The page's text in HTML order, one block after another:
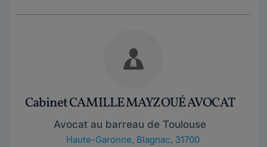
Cabinet CAMILLE MAYZOUÉ AVOCAT
Avocat au barreau de Toulouse
Haute-Garonne, Blagnac, 31700